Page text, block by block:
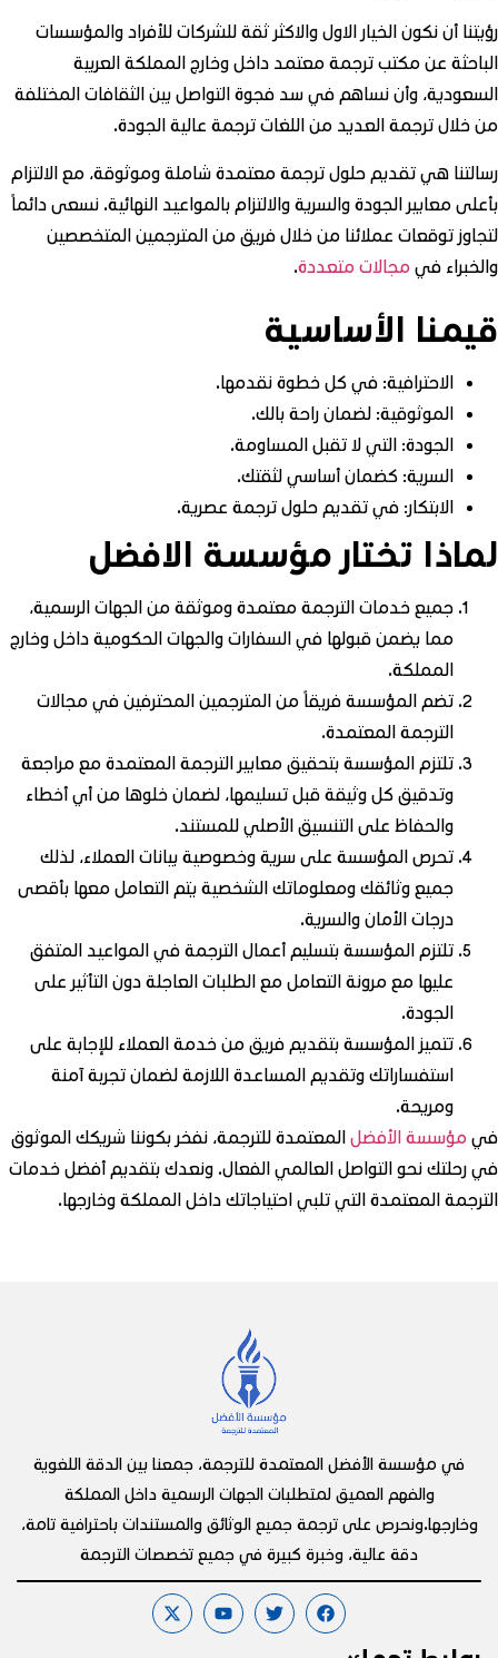
رؤيتنا أن نكون الخيار الاول والاكثر ثقة للشركات للأفراد والمؤسسات
الباحثة عن مكتب ترجمة معتمد داخل وخارج المملكة العربية
السعودية، وأن نساهم في سد فجوة التواصل بين الثقافات المختلفة
من خلال ترجمة العديد من اللغات ترجمة عالية الجودة.
رسالتنا هي تقديم حلول ترجمة معتمدة شاملة وموثوقة، مع الالتزام
بأعلى معايير الجودة والسرية والالتزام بالمواعيد النهائية. نسعى دائماً
لتجاوز توقعات عملائنا من خلال فريق من المترجمين المتخصصين
والخبراء في مجالات متعددة.
قيمنا الأساسية
الاحترافية: في كل خطوة نقدمها.
الموثوقية: لضمان راحة بالك.
الجودة: التي لا تقبل المساومة.
السرية: كضمان أساسي لثقتك.
الابتكار: في تقديم حلول ترجمة عصرية.
لماذا تختار مؤسسة الافضل
جميع خدمات الترجمة معتمدة وموثقة من الجهات الرسمية،
مما يضمن قبولها في السفارات والجهات الحكومية داخل وخارج
المملكة.
تضم المؤسسة فريقاً من المترجمين المحترفين في مجالات
الترجمة المعتمدة.
تلتزم المؤسسة بتحقيق معايير الترجمة المعتمدة مع مراجعة
وتدقيق كل وثيقة قبل تسليمها، لضمان خلوها من أي أخطاء
والحفاظ على التنسيق الأصلي للمستند.
تحرص المؤسسة على سرية وخصوصية بيانات العملاء، لذلك
جميع وثائقك ومعلوماتك الشخصية يتم التعامل معها بأقصى
درجات الأمان والسرية.
تلتزم المؤسسة بتسليم أعمال الترجمة في المواعيد المتفق
عليها مع مرونة التعامل مع الطلبات العاجلة دون التأثير على
الجودة.
تتميز المؤسسة بتقديم فريق من خدمة العملاء للإجابة على
استفساراتك وتقديم المساعدة اللازمة لضمان تجربة آمنة
ومريحة.
في مؤسسة الأفضل المعتمدة للترجمة، نفخر بكوننا شريكك الموثوق
في رحلتك نحو التواصل العالمي الفعال. ونعدك بتقديم أفضل خدمات
الترجمة المعتمدة التي تلبي احتياجاتك داخل المملكة وخارجها.
في مؤسسة الأفضل المعتمدة للترجمة، جمعنا بين الدقة اللغوية
والفهم العميق لمتطلبات الجهات الرسمية داخل المملكة
وخارجها.ونحرص على ترجمة جميع الوثائق والمستندات باحترافية تامة،
دقة عالية، وخبرة كبيرة في جميع تخصصات الترجمة